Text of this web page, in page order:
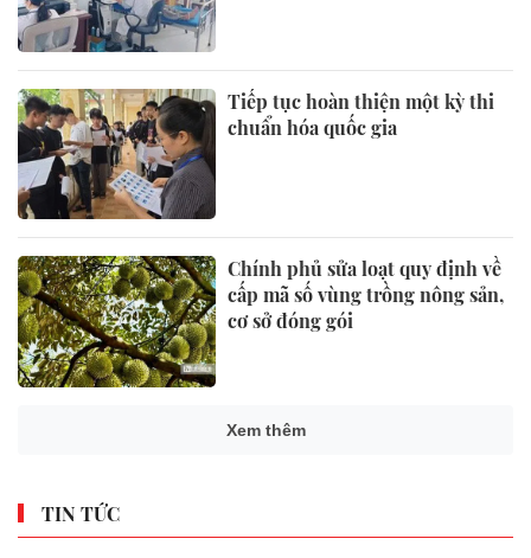
Tiếp tục hoàn thiện một kỳ thi
chuẩn hóa quốc gia
Chính phủ sửa loạt quy định về
cấp mã số vùng trồng nông sản,
cơ sở đóng gói
Xem thêm
TIN TỨC